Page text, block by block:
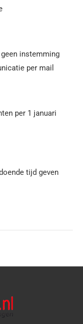
instemming
per mail
per 1 januari
tijd geven